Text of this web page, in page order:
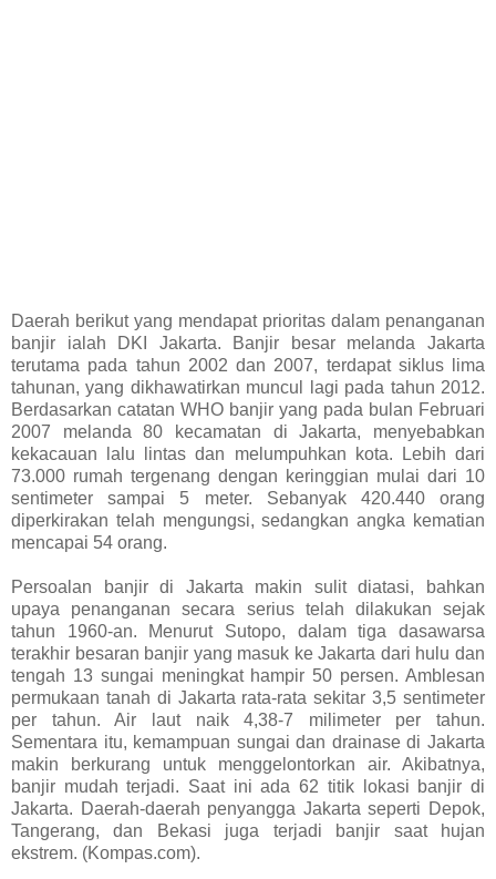
Daerah berikut yang mendapat prioritas dalam penanganan
banjir ialah DKI Jakarta. Banjir besar melanda Jakarta
terutama pada tahun 2002 dan 2007, terdapat siklus lima
tahunan, yang dikhawatirkan muncul lagi pada tahun 2012.
Berdasarkan catatan WHO banjir yang pada bulan Februari
2007 melanda 80 kecamatan di Jakarta, menyebabkan
kekacauan lalu lintas dan melumpuhkan kota. Lebih dari
73.000 rumah tergenang dengan keringgian mulai dari 10
sentimeter sampai 5 meter. Sebanyak 420.440 orang
diperkirakan telah mengungsi, sedangkan angka kematian
mencapai 54 orang.
Persoalan banjir di Jakarta makin sulit diatasi, bahkan
upaya penanganan secara serius telah dilakukan sejak
tahun 1960-an. Menurut Sutopo, dalam tiga dasawarsa
terakhir besaran banjir yang masuk ke Jakarta dari hulu dan
tengah 13 sungai meningkat hampir 50 persen. Amblesan
permukaan tanah di Jakarta rata-rata sekitar 3,5 sentimeter
per tahun. Air laut naik 4,38-7 milimeter per tahun.
Sementara itu, kemampuan sungai dan drainase di Jakarta
makin berkurang untuk menggelontorkan air. Akibatnya,
banjir mudah terjadi. Saat ini ada 62 titik lokasi banjir di
Jakarta. Daerah-daerah penyangga Jakarta seperti Depok,
Tangerang, dan Bekasi juga terjadi banjir saat hujan
ekstrem. (Kompas.com).